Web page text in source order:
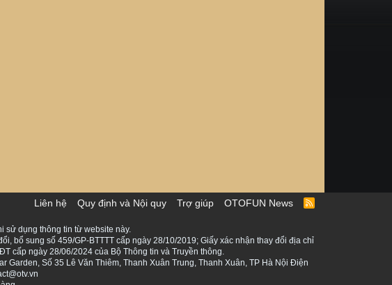
Liên hệ Quy định và Nội quy Trợ giúp OTOFUN News
R
sử dụng thông tin từ website này.
bổ sung số 459/GP-BTTTT cấp ngày 28/10/2019; Giấy xác nhận thay đổi địa chỉ
cấp ngày 28/06/2024 của Bộ Thông tin và Truyền thông.
Garden, Số 35 Lê Văn Thiêm, Thanh Xuân Trung, Thanh Xuân, TP Hà Nội Điện